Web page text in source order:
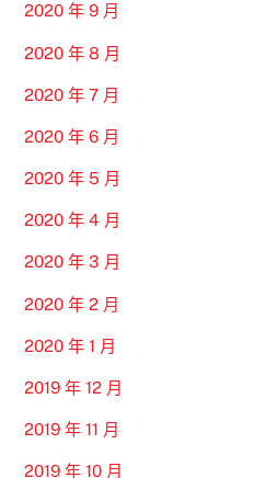
2020 年 9 月
2020 年 8 月
2020 年 7 月
2020 年 6 月
2020 年 5 月
2020 年 4 月
2020 年 3 月
2020 年 2 月
2020 年 1 月
2019 年 12 月
2019 年 11 月
2019 年 10 月